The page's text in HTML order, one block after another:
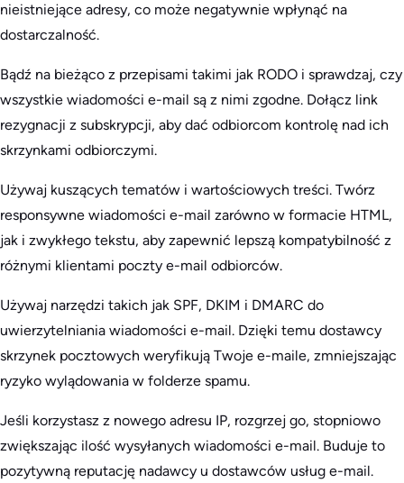
nieistniejące adresy, co może negatywnie wpłynąć na
dostarczalność.
Bądź na bieżąco z przepisami takimi jak RODO i sprawdzaj, czy
wszystkie wiadomości e-mail są z nimi zgodne. Dołącz link
rezygnacji z subskrypcji, aby dać odbiorcom kontrolę nad ich
skrzynkami odbiorczymi.
Używaj kuszących tematów i wartościowych treści. Twórz
responsywne wiadomości e-mail zarówno w formacie HTML,
jak i zwykłego tekstu, aby zapewnić lepszą kompatybilność z
różnymi klientami poczty e-mail odbiorców.
Używaj narzędzi takich jak SPF, DKIM i DMARC do
uwierzytelniania wiadomości e-mail. Dzięki temu dostawcy
skrzynek pocztowych weryfikują Twoje e-maile, zmniejszając
ryzyko wylądowania w folderze spamu.
Jeśli korzystasz z nowego adresu IP, rozgrzej go, stopniowo
zwiększając ilość wysyłanych wiadomości e-mail. Buduje to
pozytywną reputację nadawcy u dostawców usług e-mail.